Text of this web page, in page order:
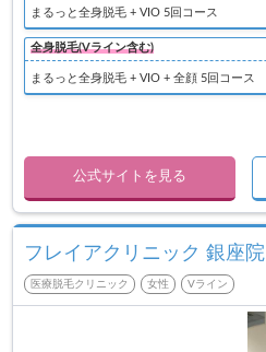
まるっと全身脱毛 + VIO 5回コース
全身脱毛(Vライン含む)
まるっと全身脱毛 + VIO + 全顔 5回コース
公式サイトを見る
フレイアクリニック 銀座院
医療脱毛クリニック 女性 Vライン